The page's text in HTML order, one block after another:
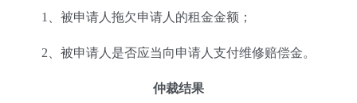
1、被申请人拖欠申请人的租金金额；
2、被申请人是否应当向申请人支付维修赔偿金。
仲裁结果